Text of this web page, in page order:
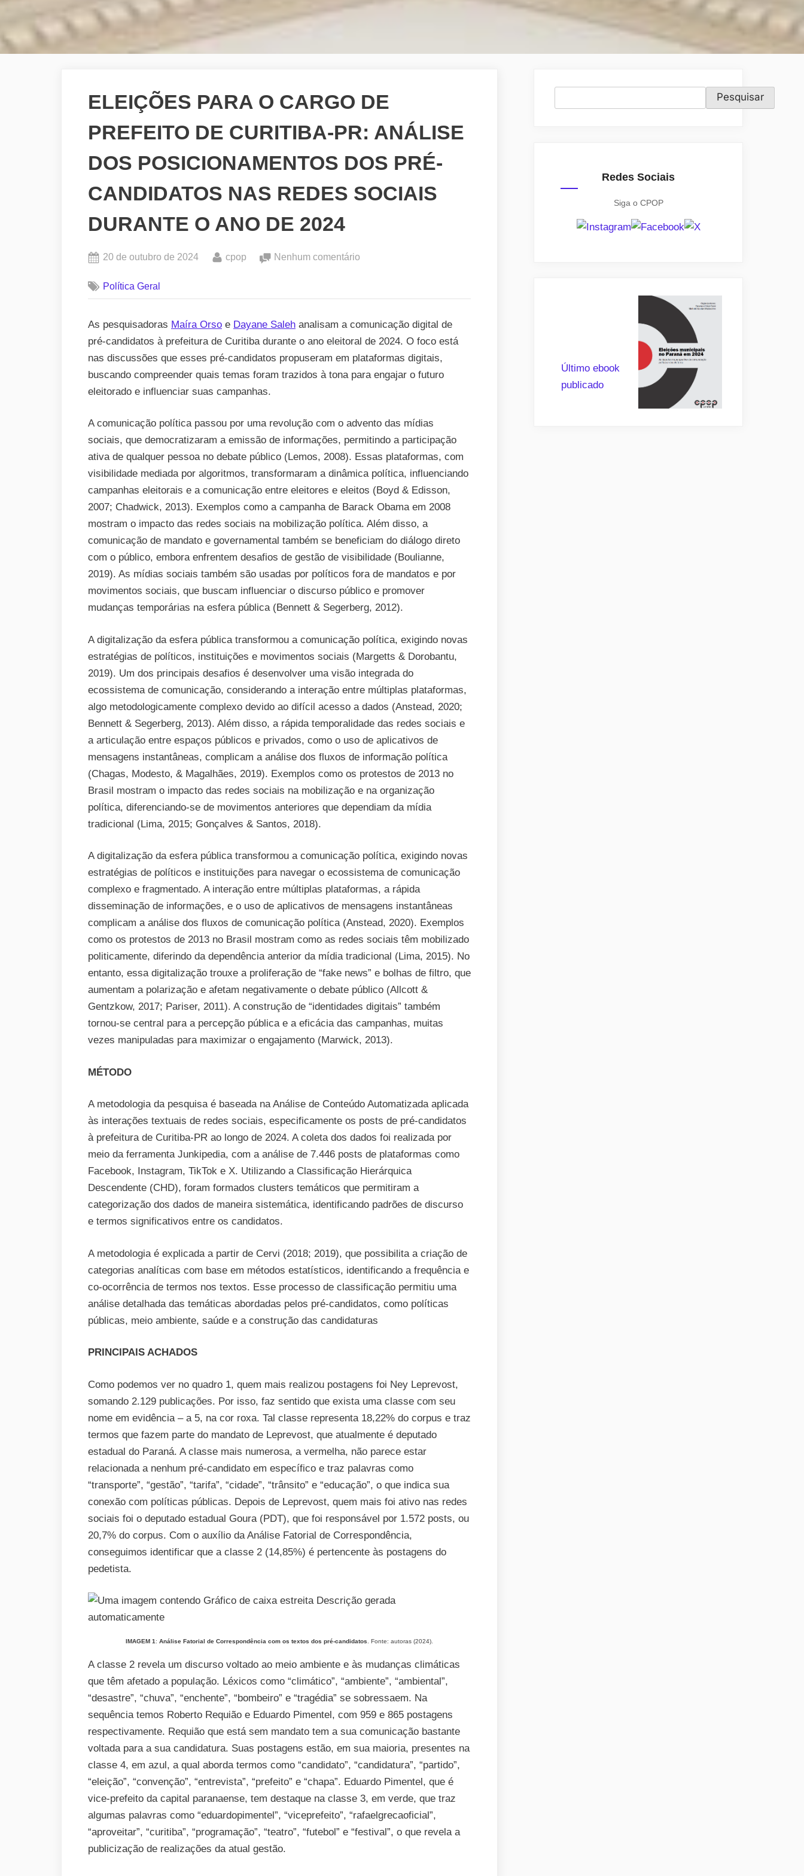
ELEIÇÕES PARA O CARGO DE
PREFEITO DE CURITIBA-PR: ANÁLISE
DOS POSICIONAMENTOS DOS PRÉ-
CANDIDATOS NAS REDES SOCIAIS
DURANTE O ANO DE 2024
Posted
20 de outubro de 2024 By
cpop Nenhum comentário
CARGO
DE
PREFEITO
ANÁLISE
DOS
PRÉ-
CANDIDATOS
REDES
SOCIAIS
DURANTE
O
ANO
DE
Política Geral
As pesquisadoras Maíra Orso e Dayane Saleh analisam a comunicação digital de
pré-candidatos à prefeitura de Curitiba durante o ano eleitoral de 2024. O foco está
nas discussões que esses pré-candidatos propuseram em plataformas digitais,
buscando compreender quais temas foram trazidos à tona para engajar o futuro
eleitorado e influenciar suas campanhas.
A comunicação política passou por uma revolução com o advento das mídias
sociais, que democratizaram a emissão de informações, permitindo a participação
ativa de qualquer pessoa no debate público (Lemos, 2008). Essas plataformas, com
visibilidade mediada por algoritmos, transformaram a dinâmica política, influenciando
campanhas eleitorais e a comunicação entre eleitores e eleitos (Boyd & Edisson,
2007; Chadwick, 2013). Exemplos como a campanha de Barack Obama em 2008
mostram o impacto das redes sociais na mobilização política. Além disso, a
comunicação de mandato e governamental também se beneficiam do diálogo direto
com o público, embora enfrentem desafios de gestão de visibilidade (Boulianne,
2019). As mídias sociais também são usadas por políticos fora de mandatos e por
movimentos sociais, que buscam influenciar o discurso público e promover
mudanças temporárias na esfera pública (Bennett & Segerberg, 2012).
A digitalização da esfera pública transformou a comunicação política, exigindo novas
estratégias de políticos, instituições e movimentos sociais (Margetts & Dorobantu,
2019). Um dos principais desafios é desenvolver uma visão integrada do
ecossistema de comunicação, considerando a interação entre múltiplas plataformas,
algo metodologicamente complexo devido ao difícil acesso a dados (Anstead, 2020;
Bennett & Segerberg, 2013). Além disso, a rápida temporalidade das redes sociais e
a articulação entre espaços públicos e privados, como o uso de aplicativos de
mensagens instantâneas, complicam a análise dos fluxos de informação política
(Chagas, Modesto, & Magalhães, 2019). Exemplos como os protestos de 2013 no
Brasil mostram o impacto das redes sociais na mobilização e na organização
política, diferenciando-se de movimentos anteriores que dependiam da mídia
tradicional (Lima, 2015; Gonçalves & Santos, 2018).
A digitalização da esfera pública transformou a comunicação política, exigindo novas
estratégias de políticos e instituições para navegar o ecossistema de comunicação
complexo e fragmentado. A interação entre múltiplas plataformas, a rápida
disseminação de informações, e o uso de aplicativos de mensagens instantâneas
complicam a análise dos fluxos de comunicação política (Anstead, 2020). Exemplos
como os protestos de 2013 no Brasil mostram como as redes sociais têm mobilizado
politicamente, diferindo da dependência anterior da mídia tradicional (Lima, 2015). No
entanto, essa digitalização trouxe a proliferação de “fake news” e bolhas de filtro, que
aumentam a polarização e afetam negativamente o debate público (Allcott &
Gentzkow, 2017; Pariser, 2011). A construção de “identidades digitais” também
tornou-se central para a percepção pública e a eficácia das campanhas, muitas
vezes manipuladas para maximizar o engajamento (Marwick, 2013).
MÉTODO
A metodologia da pesquisa é baseada na Análise de Conteúdo Automatizada aplicada
às interações textuais de redes sociais, especificamente os posts de pré-candidatos
à prefeitura de Curitiba-PR ao longo de 2024. A coleta dos dados foi realizada por
meio da ferramenta Junkipedia, com a análise de 7.446 posts de plataformas como
Facebook, Instagram, TikTok e X. Utilizando a Classificação Hierárquica
Descendente (CHD), foram formados clusters temáticos que permitiram a
categorização dos dados de maneira sistemática, identificando padrões de discurso
e termos significativos entre os candidatos.
A metodologia é explicada a partir de Cervi (2018; 2019), que possibilita a criação de
categorias analíticas com base em métodos estatísticos, identificando a frequência e
co-ocorrência de termos nos textos. Esse processo de classificação permitiu uma
análise detalhada das temáticas abordadas pelos pré-candidatos, como políticas
públicas, meio ambiente, saúde e a construção das candidaturas
PRINCIPAIS ACHADOS
Como podemos ver no quadro 1, quem mais realizou postagens foi Ney Leprevost,
somando 2.129 publicações. Por isso, faz sentido que exista uma classe com seu
nome em evidência – a 5, na cor roxa. Tal classe representa 18,22% do corpus e traz
termos que fazem parte do mandato de Leprevost, que atualmente é deputado
estadual do Paraná. A classe mais numerosa, a vermelha, não parece estar
relacionada a nenhum pré-candidato em específico e traz palavras como
“transporte”, “gestão”, “tarifa”, “cidade”, “trânsito” e “educação”, o que indica sua
conexão com políticas públicas. Depois de Leprevost, quem mais foi ativo nas redes
sociais foi o deputado estadual Goura (PDT), que foi responsável por 1.572 posts, ou
20,7% do corpus. Com o auxílio da Análise Fatorial de Correspondência,
conseguimos identificar que a classe 2 (14,85%) é pertencente às postagens do
pedetista.
IMAGEM 1: Análise Fatorial de Correspondência com os textos dos pré-candidatos. Fonte: autoras (2024).
A classe 2 revela um discurso voltado ao meio ambiente e às mudanças climáticas
que têm afetado a população. Léxicos como “climático”, “ambiente”, “ambiental”,
“desastre”, “chuva”, “enchente”, “bombeiro” e “tragédia” se sobressaem. Na
sequência temos Roberto Requião e Eduardo Pimentel, com 959 e 865 postagens
respectivamente. Requião que está sem mandato tem a sua comunicação bastante
voltada para a sua candidatura. Suas postagens estão, em sua maioria, presentes na
classe 4, em azul, a qual aborda termos como “candidato”, “candidatura”, “partido”,
“eleição”, “convenção”, “entrevista”, “prefeito” e “chapa”. Eduardo Pimentel, que é
vice-prefeito da capital paranaense, tem destaque na classe 3, em verde, que traz
algumas palavras como “eduardopimentel”, “viceprefeito”, “rafaelgrecaoficial”,
“aproveitar”, “curitiba”, “programação”, “teatro”, “futebol” e “festival”, o que revela a
publicização de realizações da atual gestão.
Pesquisar
Redes Sociais
Siga o CPOP
Último ebook
publicado